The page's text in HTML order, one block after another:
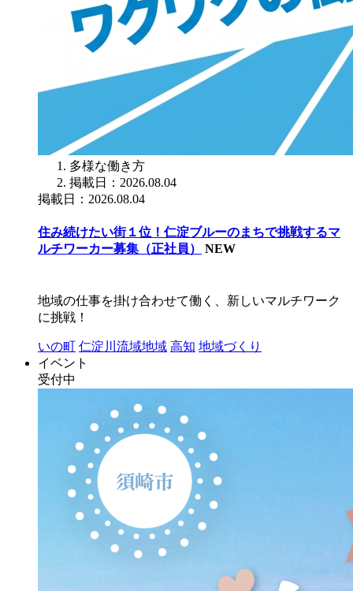
多様な働き方
掲載日：2026.08.04
掲載日：2026.08.04
住み続けたい街１位！仁淀ブルーのまちで挑戦するマ
ルチワーカー募集（正社員）
NEW
地域の仕事を掛け合わせて働く、新しいマルチワーク
に挑戦！
いの町 仁淀川流域地域 高知 地域づくり
イベント
受付中